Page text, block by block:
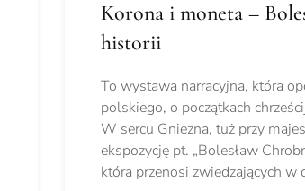
Korona i moneta –
historii
To wystawa narracyjna, która
polskiego, o początkach
W sercu Gniezna, tuż przy
ekspozycję pt. „Bolesław
która przenosi zwiedzających w